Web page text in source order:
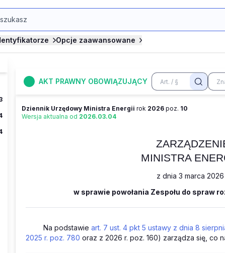
Opcje zaawansowane
AKT PRAWNY OBOWIĄZUJĄCY
Dziennik Urzędowy Ministra Energii rok 2026 poz. 10
Wersja aktualna od 2026.03.04
MINISTRA
z dnia 3 marca 2026
w sprawie powołania Zespołu do spraw
Na podstawie art. 7 ust. 4 pkt 5 ustawy z dnia 8
2025 r. poz. 780 oraz z 2026 r. poz. 160) zarządza się, co